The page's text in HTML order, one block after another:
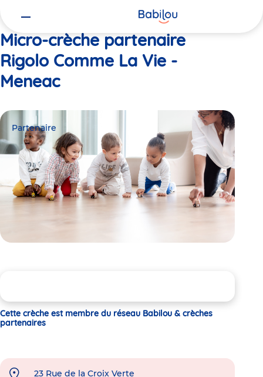
Micro-crèche partenaire
Rigolo Comme La Vie -
Meneac
Partenaire
Cette crèche est membre du réseau Babilou & crèches
partenaires
23 Rue de la Croix Verte